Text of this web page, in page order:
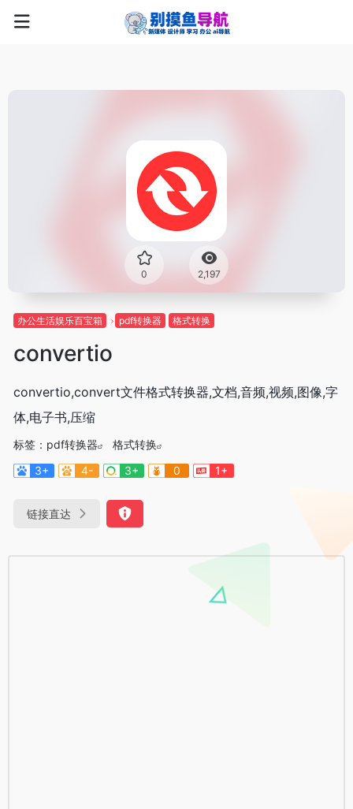
0 2,197
办公生活娱乐百宝箱 pdf转换器 格式转换
convertio
convertio,convert文件格式转换器,文档,音频,视频,图像,字
体,电子书,压缩
标签： pdf转换器
格式转换
3+
4- 3+ 0 1+
链接直达